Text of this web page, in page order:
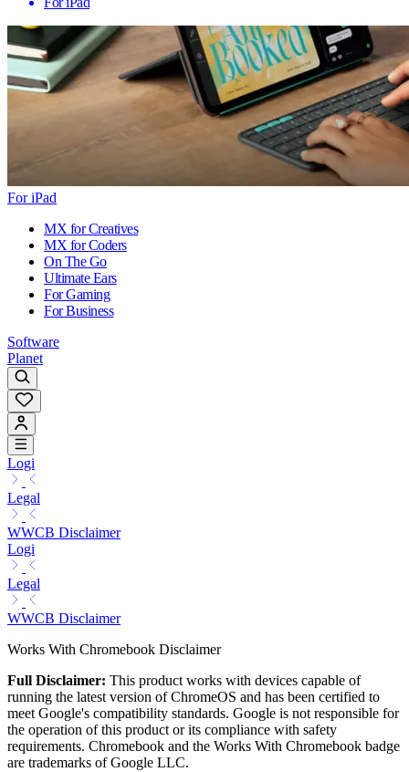
For iPad
MX for Creatives
MX for Coders
On The Go
Ultimate Ears
For Gaming
For Business
Software
Planet
Logi
Legal
WWCB Disclaimer
Logi
Legal
WWCB Disclaimer
Works With Chromebook Disclaimer
Full Disclaimer: This product works with devices capable of
running the latest version of ChromeOS and has been certified to
meet Google's compatibility standards. Google is not responsible for
the operation of this product or its compliance with safety
requirements. Chromebook and the Works With Chromebook badge
are trademarks of Google LLC.